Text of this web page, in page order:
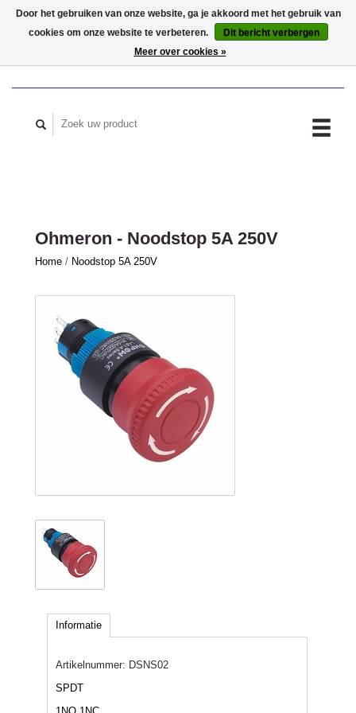
MIJN ACCOUNT
Ohmeron - Noodstop 5A 250V
Home / Noodstop 5A 250V
Informatie
Artikelnummer: DSNS02
SPDT
Door het gebruiken van onze website, ga je akkoord met het gebruik van
cookies om onze website te verbeteren.
Dit bericht verbergen
Meer over cookies »